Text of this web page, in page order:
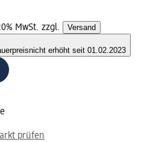
MwSt. zzgl. Versand
nicht erhöht seit 01.02.2023
prüfen